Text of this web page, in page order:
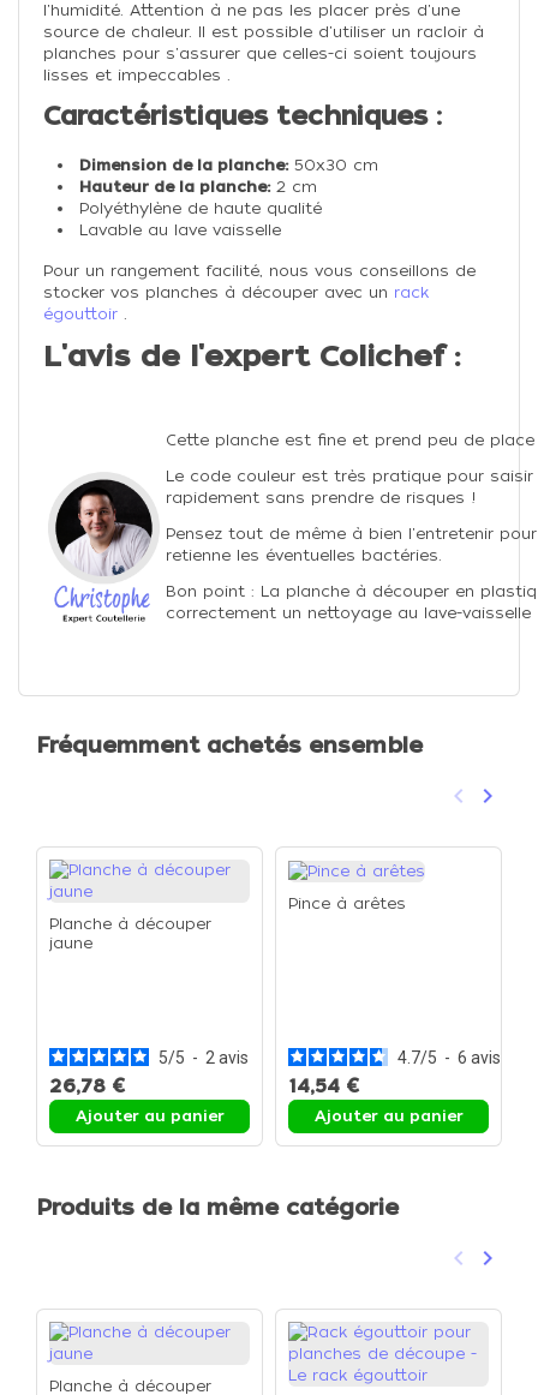
l'humidité. Attention à ne pas les placer près d'une
source de chaleur. Il est possible d'utiliser un racloir à
planches pour s'assurer que celles-ci soient toujours
lisses et impeccables .
Caractéristiques techniques :
Dimension de la planche:50x30 cm
Hauteur de la planche:2 cm
Polyéthylène de haute qualité
Lavable au lave vaisselle
Pour un rangement facilité, nous vous conseillons de
stocker vos planches à découper avec un rack
égouttoir .
L'avis de l'expert Colichef :
Cette planche est fine et prend peu de
Le code couleur est très pratique pour
rapidement sans prendre de risques !
Pensez tout de même à bien l'entretenir
retienne les éventuelles bactéries.
Bon point : La planche à découper en
correctement un nettoyage au lave-vaisselle
Fréquemment achetés ensemble
Précédent
keyboard_arrow_left keyboard_arrow_right
Planche à découper
jaune
5/5 - 2avis
26,78 €
Ajouter au panier
Pince à arêtes
4.7/5 - 6 avis
14,54 €
Ajouter au panier
Produits de la même catégorie
Précédent
keyboard_arrow_left keyboard_arrow_right
Planche à découper